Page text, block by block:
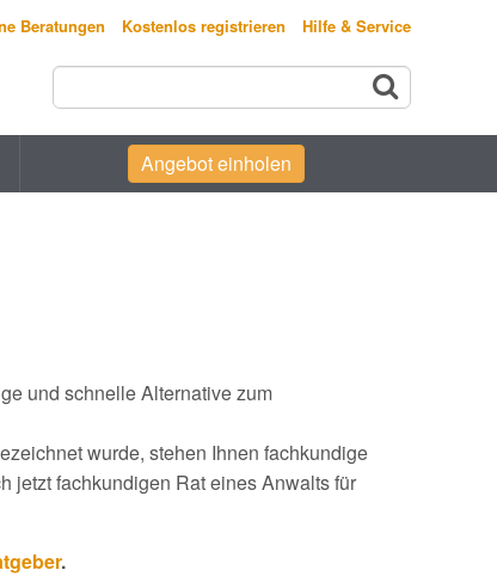
Beratungen Kostenlos registrieren Hilfe & Service
Angebot einholen
und schnelle Alternative zum
wurde, stehen Ihnen fachkundige
jetzt fachkundigen Rat eines Anwalts für
.